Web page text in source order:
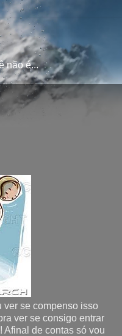
não é...
ver se compenso isso
ver se consigo entrar
Afinal de contas só vou